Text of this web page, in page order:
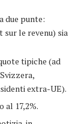
due punte:
le revenu) sia
tipiche (ad
extra-UE).
17,2%.